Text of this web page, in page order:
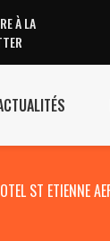
À LA
ST ETIENNE